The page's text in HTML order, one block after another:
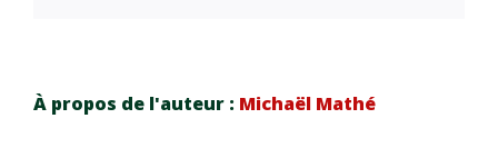
À propos de l'auteur : Michaël Mathé